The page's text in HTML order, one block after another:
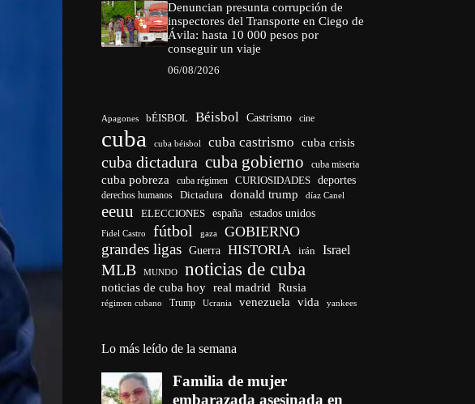
Denuncian presunta corrupción de
inspectores del Transporte en Ciego de
Ávila: hasta 10 000 pesos por
conseguir un viaje
06/08/2026
Apagones bÉISBOL Béisbol Castrismo cine
cuba cuba béisbol cuba castrismo cuba crisis
cuba dictadura cuba gobierno cuba miseria
cuba pobreza cuba régimen CURIOSIDADES deportes
derechos humanos Dictadura donald trump díaz Canel
eeuu ELECCIONES españa estados unidos
Fidel Castro fútbol gaza GOBIERNO
grandes ligas Guerra HISTORIA irán Israel
MLB MUNDO noticias de cuba
noticias de cuba hoy real madrid Rusia
régimen cubano Trump Ucrania venezuela vida yankees
Lo más leído de la semana